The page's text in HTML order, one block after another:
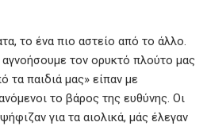
το ένα πιο αστείο από το άλλο.
τον ορυκτό πλούτο μας
τα παιδιά μας» είπαν με
το βάρος της ευθύνης. Οι
για τα αιολικά, μάς έλεγαν